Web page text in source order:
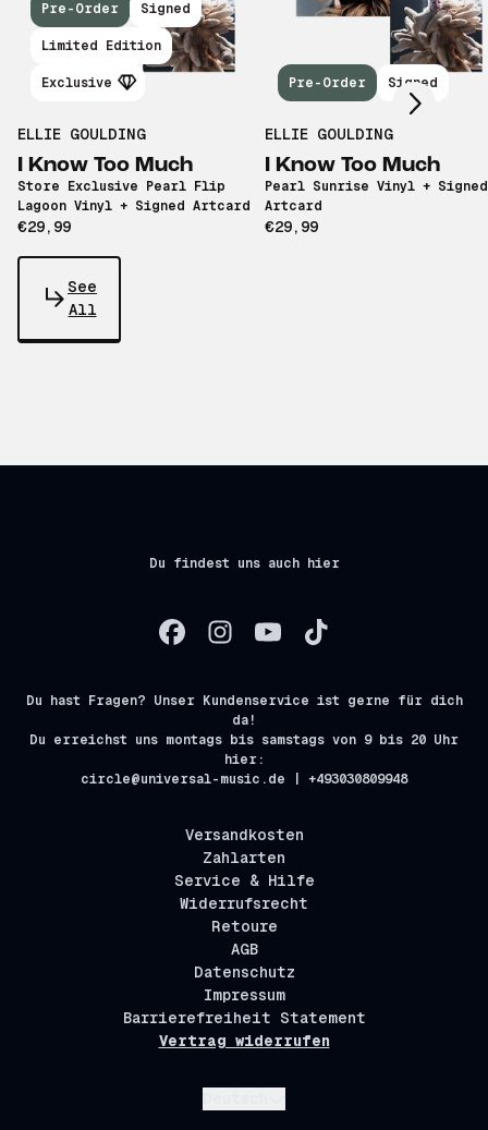
Pre-Order Signed
Limited Edition
Exclusive
ELLIE GOULDING
I Know Too Much
Store Exclusive Pearl Flip
Lagoon Vinyl + Signed Artcard
€29,99
Pre-Order Signed
ELLIE GOULDING
I Know Too Much
Pearl Sunrise Vinyl + Signed
Artcard
€29,99
Scroll right
See
All
Du findest uns auch hier
Du hast Fragen? Unser Kundenservice ist gerne für dich
da!
Du erreichst uns montags bis samstags von 9 bis 20 Uhr
hier:
circle@universal-music.de | +493030809948
Versandkosten
Zahlarten
Service & Hilfe
Widerrufsrecht
Retoure
AGB
Datenschutz
Impressum
Barrierefreiheit Statement
Vertrag widerrufen